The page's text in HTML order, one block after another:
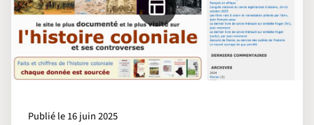
Publié le 16 juin 2025